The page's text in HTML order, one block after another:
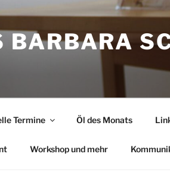
BARBARA
Termine Öl des Monats
Workshop und mehr